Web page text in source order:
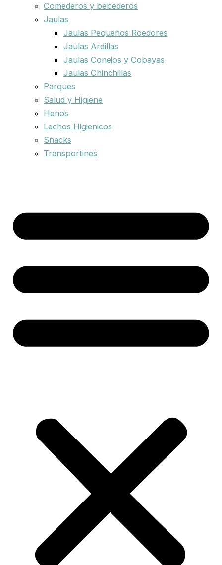
Comederos y bebederos
Jaulas
Jaulas Pequeños Roedores
Jaulas Ardillas
Jaulas Conejos y Cobayas
Jaulas Chinchillas
Parques
Salud y Higiene
Henos
Lechos Higienicos
Snacks
Transportines